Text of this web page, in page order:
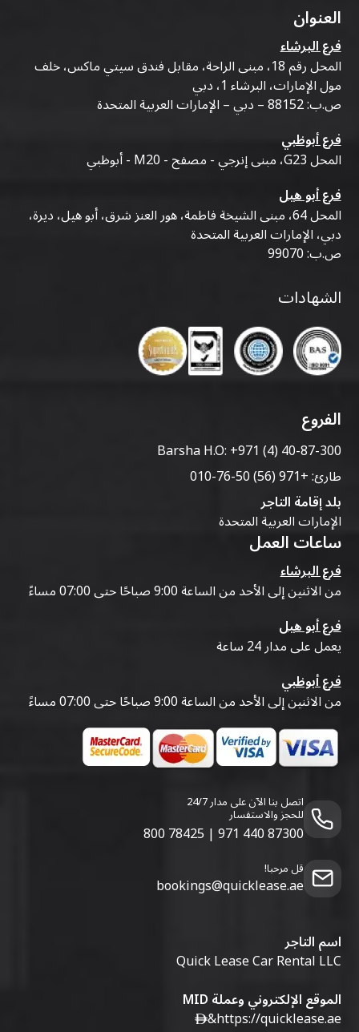
العنوان
فرع البرشاء
المحل رقم 18، مبنى الراحة، مقابل فندق سيتي ماكس، خلف
مول الإمارات، البرشاء 1، دبي
ص.ب: 88152 – دبي – الإمارات العربية المتحدة
فرع أبوظبي
المحل G23، مبنى إنرجي - مصفح - M20 - أبوظبي
فرع أبو هيل
المحل 64، مبنى الشيخة فاطمة، هور العنز شرق، أبو هيل، ديرة،
دبي، الإمارات العربية المتحدة
ص.ب: 99070
الشهادات
الفروع
Barsha H.O:+971 (4) 40-87-300
طارئ:+971 (56) 50-76-010
بلد إقامة التاجر
الإمارات العربية المتحدة
ساعات العمل
فرع البرشاء
من الاثنين إلى الأحد من الساعة 9:00 صباحًا حتى 07:00 مساءً
فرع أبو هيل
يعمل على مدار 24 ساعة
فرع أبوظبي
من الاثنين إلى الأحد من الساعة 9:00 صباحًا حتى 07:00 مساءً
اتصل بنا الآن على مدار 24/7
للحجز والاستفسار
800 78425 | 971 440 87300
قل مرحبا!
bookings@quicklease.ae
اسم التاجر
Quick Lease Car Rental LLC
الموقع الإلكتروني وعملة MID
https://quicklease.ae
&